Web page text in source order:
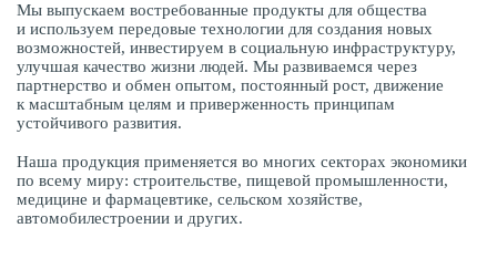
Мы выпускаем востребованные продукты для общества
и используем передовые технологии для создания новых
возможностей, инвестируем в социальную инфраструктуру,
улучшая качество жизни людей. Мы развиваемся через
партнерство и обмен опытом, постоянный рост, движение
к масштабным целям и приверженность принципам
устойчивого развития.
Наша продукция применяется во многих секторах экономики
по всему миру: строительстве, пищевой промышленности,
медицине и фармацевтике, сельском хозяйстве,
автомобилестроении и других.